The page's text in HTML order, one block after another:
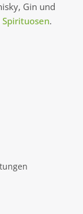
Gin und
Spirituosen.